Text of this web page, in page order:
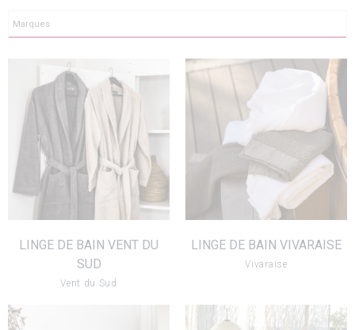
LINGE DE BAIN
VENT DU SUD
VOIR LE PRODUIT
LINGE DE BAIN VENT DU
SUD
Vent du Sud
LINGE DE BAIN
VIVARAISE
VOIR LE PRODUIT
LINGE DE BAIN VIVARAISE
Vivaraise